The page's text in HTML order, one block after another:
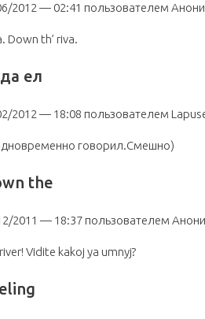
2012 — 02:41 пользователем
Down th’ riva.
ел
2012 — 18:08 пользователем
говорил.Смешно)
the
2011 — 18:37 пользователем
Vidite kakoj ya umnyj?